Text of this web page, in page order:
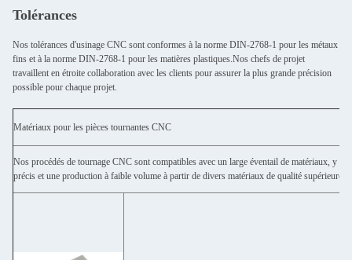
Tolérances
Nos tolérances d'usinage CNC sont conformes à la norme DIN-2768-1 pour les métaux
fins et à la norme DIN-2768-1 pour les matières plastiques.Nos chefs de projet
travaillent en étroite collaboration avec les clients pour assurer la plus grande précision
possible pour chaque projet.
Matériaux pour les pièces tournantes CNC
Nos procédés de tournage CNC sont compatibles avec un large éventail de matériaux, y
précis et une production à faible volume à partir de divers matériaux de qualité